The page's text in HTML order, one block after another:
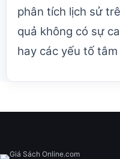
phân tích lịch sử
quả không có sự
hay các yếu tố tâm